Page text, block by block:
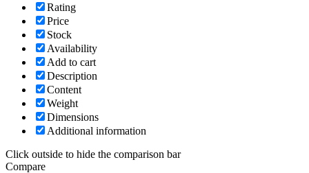
Rating
Price
Stock
Availability
Add to cart
Description
Content
Weight
Dimensions
Additional information
Click outside to hide the comparison bar
Compare